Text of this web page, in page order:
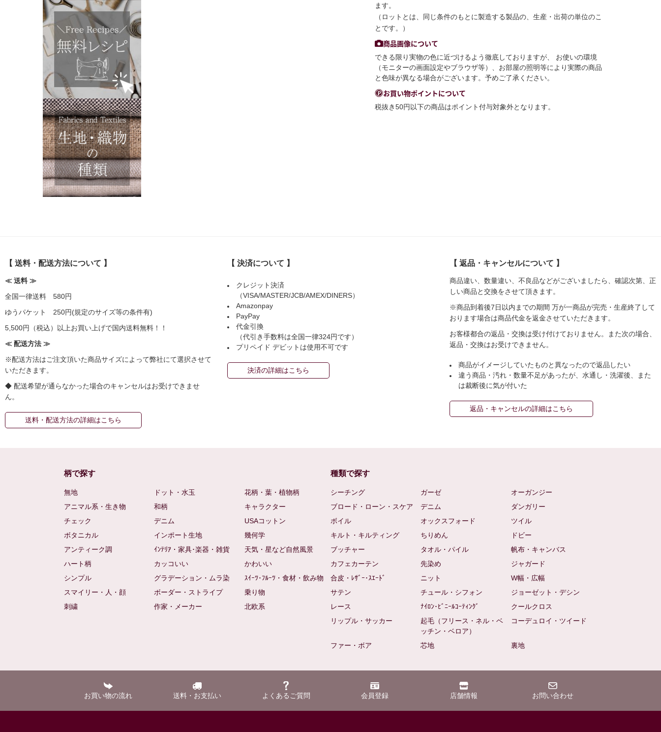
ます。
（ロットとは、同じ条件のもとに製造する製品の、生産・出荷の単位のこ
とです。）
商品画像について
できる限り実物の色に近づけるよう徹底しておりますが、 お使いの環境
（モニターの画面設定やブラウザ等）、お部屋の照明等により実際の商品
と色味が異なる場合がございます。予めご了承ください。
お買い物ポイントについて
税抜き50円以下の商品はポイント付与対象外となります。
【 送料・配送方法について 】
≪ 送料 ≫
全国一律送料 580円
ゆうパケット 250円(規定のサイズ等の条件有)
5,500円（税込）以上お買い上げで国内送料無料！！
≪ 配送方法 ≫
※配送方法はご注文頂いた商品サイズによって弊社にて選択させて
いただきます。
◆ 配送希望が通らなかった場合のキャンセルはお受けできませ
ん。
送料・配送方法の詳細はこちら
【 決済について 】
クレジット決済
（VISA/MASTER/JCB/AMEX/DINERS）
Amazonpay
PayPay
代金引換
（代引き手数料は全国一律324円です）
プリペイド デビットは使用不可です
決済の詳細はこちら
【 返品・キャンセルについて 】
商品違い、数量違い、不良品などがございましたら、確認次第、正
しい商品と交換をさせて頂きます。
※商品到着後7日以内までの期間 万が一商品が完売・生産終了して
おります場合は商品代金を返金させていただきます。
お客様都合の返品・交換は受け付けておりません。また次の場合、
返品・交換はお受けできません。
商品がイメージしていたものと異なったので返品したい
違う商品・汚れ・数量不足があったが、水通し・洗濯後、また
は裁断後に気が付いた
返品・キャンセルの詳細はこちら
柄で探す
無地 ドット・水玉
花柄・葉・植物柄
アニマル系・生き物
和柄
キャラクター
チェック
デニム
USAコットン
ボタニカル
インポート生地
幾何学
アンティーク調
ｲﾝﾃﾘｱ・家具･楽器・雑貨
天気・星など自然風景
ハート柄
カッコいい
かわいい
シンプル
グラデーション・ムラ染
ｽｲｰﾂ･ﾌﾙｰﾂ・食材・飲み物
スマイリー・人・顔
ボーダー・ストライプ
乗り物
刺繍
作家・メーカー 北欧系
種類で探す
シーチング ガーゼ
オーガンジー
ブロード・ローン・スケア
デニム
ダンガリー
ボイル
オックスフォード
ツイル
キルト・キルティング
ちりめん
ドビー
ブッチャー
タオル・パイル
帆布・キャンバス
カフェカーテン
先染め
ジャガード
合皮・ﾚｻﾞｰ･ｽｴｰﾄﾞ
ニット
W幅・広幅
サテン
チュール・シフォン
ジョーゼット・デシン
レース
ﾅｲﾛﾝ･ﾋﾞﾆｰﾙｺｰﾃｨﾝｸﾞ
クールクロス
リップル・サッカー
起毛（フリース・ネル・ベ
ッチン・ベロア）
コーデュロイ・ツイード
ファー・ボア 芯地 裏地
お買い物の流れ 送料・お支払い よくあるご質問 会員登録 店舗情報 お問い合わせ